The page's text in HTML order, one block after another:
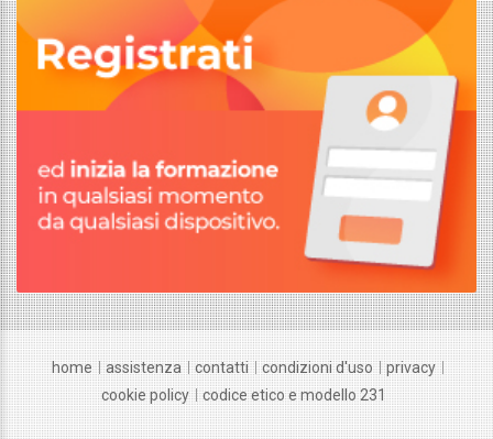
home assistenza contatti condizioni d'uso
privacy
cookie policy
codice etico e modello 231